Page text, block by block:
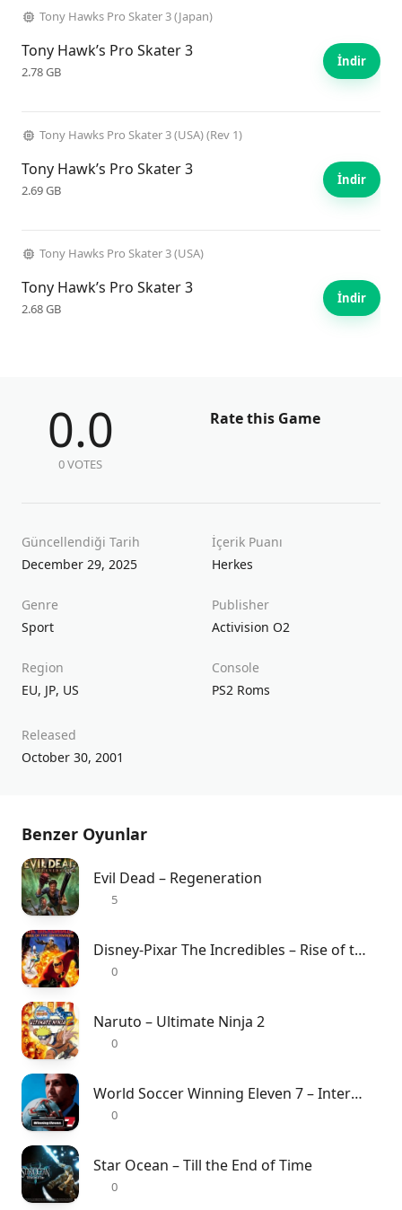
Tony Hawks Pro Skater 3 (Japan)
Tony Hawk’s Pro Skater 3
2.78 GB
İndir
Tony Hawks Pro Skater 3 (USA) (Rev 1)
Tony Hawk’s Pro Skater 3
2.69 GB
İndir
Tony Hawks Pro Skater 3 (USA)
Tony Hawk’s Pro Skater 3
2.68 GB
İndir
0.0
0 VOTES
Rate this Game
Güncellendiği Tarih
December 29, 2025
İçerik Puanı
Herkes
Genre
Sport
Publisher
Activision O2
Region
EU, JP, US
Console
PS2 Roms
Released
October 30, 2001
Benzer Oyunlar
Evil Dead – Regeneration
5
Disney-Pixar The Incredibles – Rise of the Underminer
0
Naruto – Ultimate Ninja 2
0
World Soccer Winning Eleven 7 – International
0
Star Ocean – Till the End of Time
0